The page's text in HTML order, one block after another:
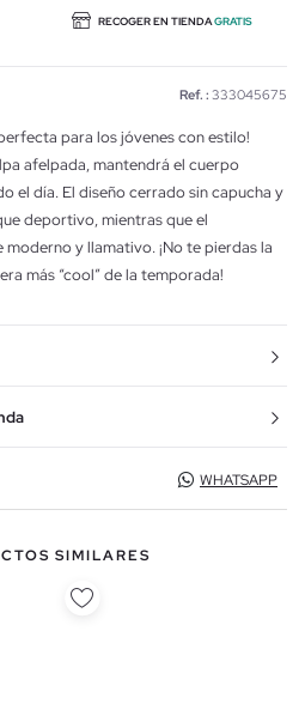
RECOGER EN TIENDAGRATIS
Ref. : 333045675
para los jóvenes con estilo!
afelpada, mantendrá el cuerpo
el día. El diseño cerrado sin capucha y
deportivo, mientras que el
y llamativo. ¡No te pierdas la
más “cool” de la temporada!
WHATSAPP
SIMILARES